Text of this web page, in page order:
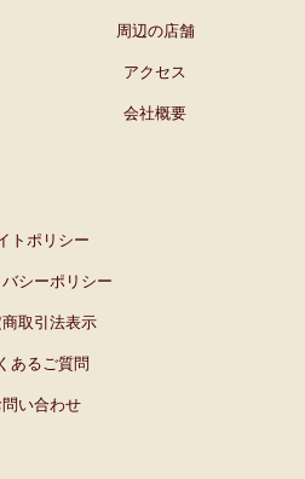
周辺の店舗
アクセス
会社概要
トポリシー
シーポリシー
取引法表示
あるご質問
問い合わせ